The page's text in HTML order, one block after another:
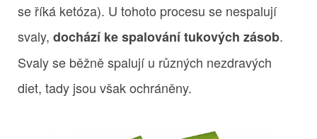
se říká ketóza). U tohoto procesu se nespalují
svaly, dochází ke spalování tukových zásob.
Svaly se běžně spalují u různých nezdravých
diet, tady jsou však ochráněny.